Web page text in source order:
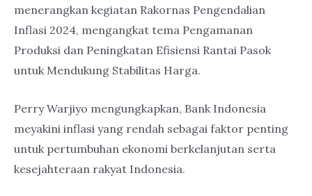
menerangkan kegiatan Rakornas Pengendalian
Inflasi 2024, mengangkat tema Pengamanan
Produksi dan Peningkatan Efisiensi Rantai Pasok
untuk Mendukung Stabilitas Harga.
Perry Warjiyo mengungkapkan, Bank Indonesia
meyakini inflasi yang rendah sebagai faktor penting
untuk pertumbuhan ekonomi berkelanjutan serta
kesejahteraan rakyat Indonesia.